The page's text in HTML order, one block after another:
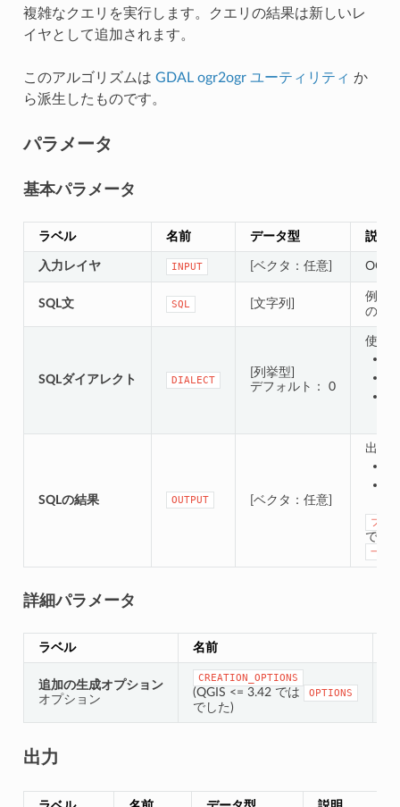
複雑なクエリを実行します。クエリの結果は新しいレ
イヤとして追加されます。
このアルゴリズムは GDAL ogr2ogr ユーティリティ か
ら派生したものです。
パラメータ
基本パラメータ
ラベル 名前 データ型 説明
入力レイヤ INPUT [ベクタ：任意] OGR
SQL文 SQL [文字列]
例え
のよ
SQLダイアレクト DIALECT
[列挙型]
デフォルト： 0
使用
SQLの結果 OUTPUT [ベクタ：任意]
出力
ファ
では
一時
詳細パラメータ
ラベル 名前
追加の生成オプション
オプション
CREATION_OPTIONS
(QGIS <= 3.42 では OPTIONS
でした)
出力